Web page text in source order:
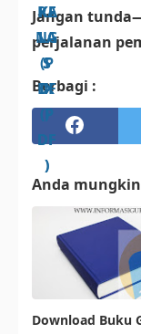
KE
LA
S
IX
(P
DF
)
KE
LA
S
IX
(P
DF
)
Jangan
perjalanan
RA
NG
(P
DF
)
Berbagi :
Anda
Download Buku